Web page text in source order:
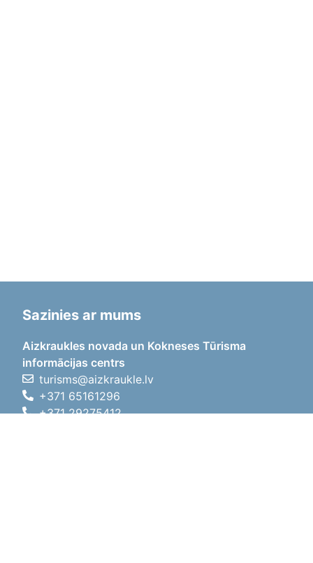
Sazinies ar mums
Aizkraukles novada un Kokneses Tūrisma
informācijas centrs
turisms@aizkraukle.lv
+371 65161296
+371 29275412